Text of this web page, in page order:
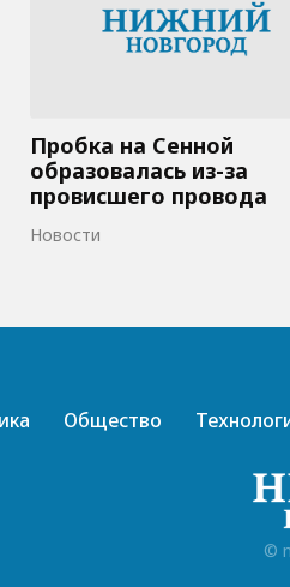
Пробка на Сенной
образовалась из-за
провисшего провода
Новости
Общество
©